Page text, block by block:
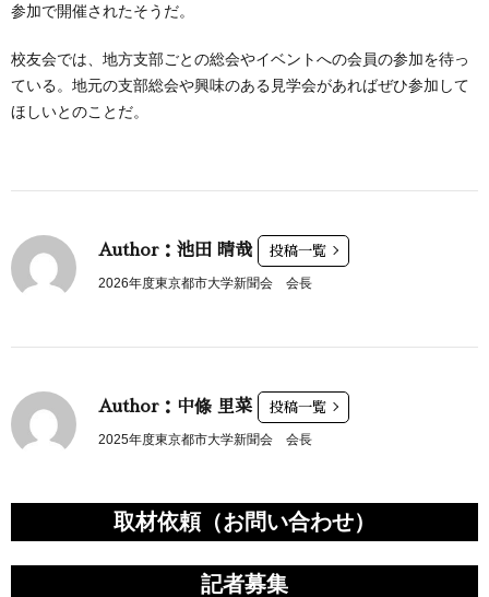
参加で開催されたそうだ。
校友会では、地方支部ごとの総会やイベントへの会員の参加を待っ
ている。地元の支部総会や興味のある見学会があればぜひ参加して
ほしいとのことだ。
Author：池田 晴哉 投稿一覧
2026年度東京都市大学新聞会 会長
Author：中條 里菜 投稿一覧
2025年度東京都市大学新聞会 会長
取材依頼（お問い合わせ）
記者募集